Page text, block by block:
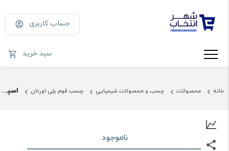
حساب کاربری
سبد خرید
خانه محصولات چسب و محصولات شیمیایی چسب فوم پلی اورتان اسپری فوم آرازیم 600 گرم
ناموجود